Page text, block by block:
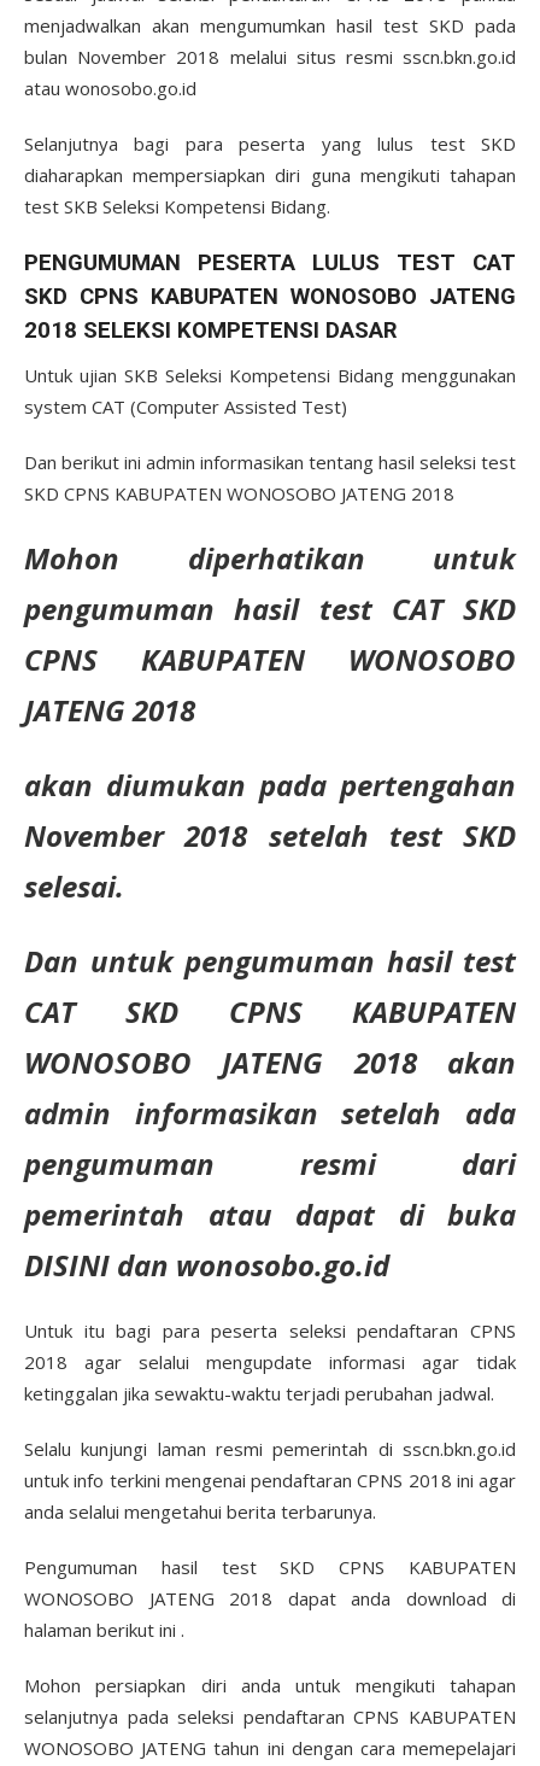
menjadwalkan akan mengumumkan hasil test SKD pada
bulan November 2018 melalui situs resmi sscn.bkn.go.id
atau wonosobo.go.id
Selanjutnya bagi para peserta yang lulus test SKD
diaharapkan mempersiapkan diri guna mengikuti tahapan
test SKB Seleksi Kompetensi Bidang.
PENGUMUMAN PESERTA LULUS TEST CAT
SKD CPNS KABUPATEN WONOSOBO JATENG
2018 SELEKSI KOMPETENSI DASAR
Untuk ujian SKB Seleksi Kompetensi Bidang menggunakan
system CAT (Computer Assisted Test)
Dan berikut ini admin informasikan tentang hasil seleksi test
SKD CPNS KABUPATEN WONOSOBO JATENG 2018
Mohon diperhatikan untuk
pengumuman hasil test CAT SKD
CPNS KABUPATEN WONOSOBO
JATENG 2018
akan diumukan pada pertengahan
November 2018 setelah test SKD
selesai.
Dan untuk pengumuman hasil test
CAT SKD CPNS KABUPATEN
WONOSOBO JATENG 2018 akan
admin informasikan setelah ada
pengumuman resmi dari
pemerintah atau dapat di buka
DISINI dan wonosobo.go.id
Untuk itu bagi para peserta seleksi pendaftaran CPNS
2018 agar selalui mengupdate informasi agar tidak
ketinggalan jika sewaktu-waktu terjadi perubahan jadwal.
Selalu kunjungi laman resmi pemerintah di sscn.bkn.go.id
untuk info terkini mengenai pendaftaran CPNS 2018 ini agar
anda selalui mengetahui berita terbarunya.
Pengumuman hasil test SKD CPNS KABUPATEN
WONOSOBO JATENG 2018 dapat anda download di
halaman berikut ini .
Mohon persiapkan diri anda untuk mengikuti tahapan
selanjutnya pada seleksi pendaftaran CPNS KABUPATEN
WONOSOBO JATENG tahun ini dengan cara memepelajari